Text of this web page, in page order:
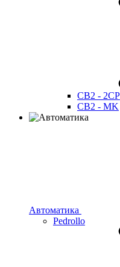
CB2 - 2CP
CB2 - MK
Автоматика
Pedrollo